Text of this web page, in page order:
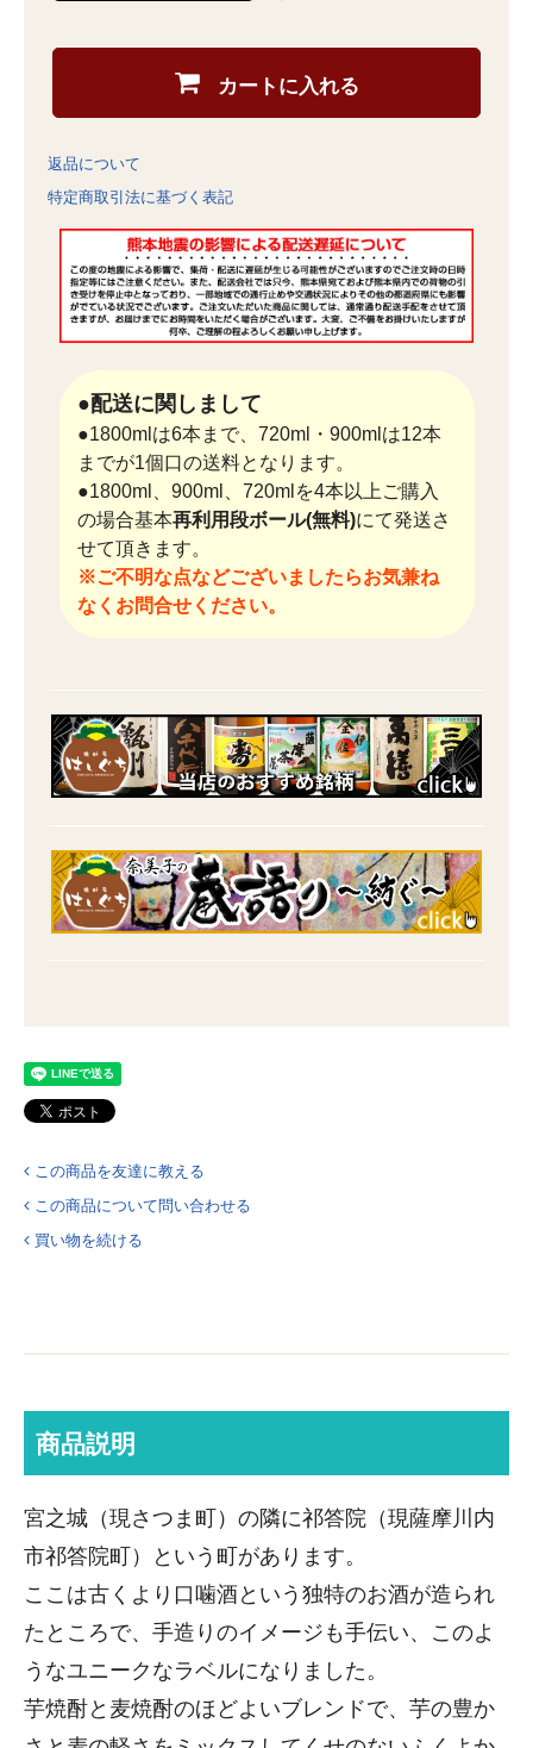
カートに入れる
返品について
特定商取引法に基づく表記
●配送に関しまして
●1800mlは6本まで、720ml・900mlは12本
までが1個口の送料となります。
●1800ml、900ml、720mlを4本以上ご購入
の場合基本再利用段ボール(無料)にて発送さ
せて頂きます。
※ご不明な点などございましたらお気兼ね
なくお問合せください。
この商品を友達に教える
この商品について問い合わせる
買い物を続ける
商品説明
宮之城（現さつま町）の隣に祁答院（現薩摩川内
市祁答院町）という町があります。
ここは古くより口噛酒という独特のお酒が造られ
たところで、手造りのイメージも手伝い、このよ
うなユニークなラベルになりました。
芋焼酎と麦焼酎のほどよいブレンドで、芋の豊か